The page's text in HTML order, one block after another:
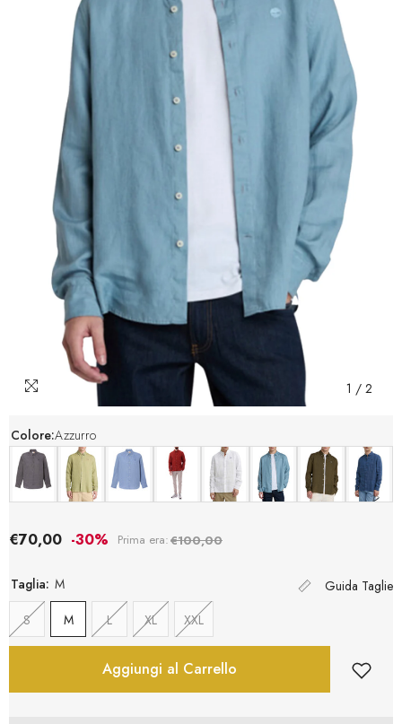
1 / 2
Colore:Azzurro
€70,00 -30% Prima era:€100,00
Taglia: M
Guida Taglie
S
M L XL XXL
Aggiungi al Carrello